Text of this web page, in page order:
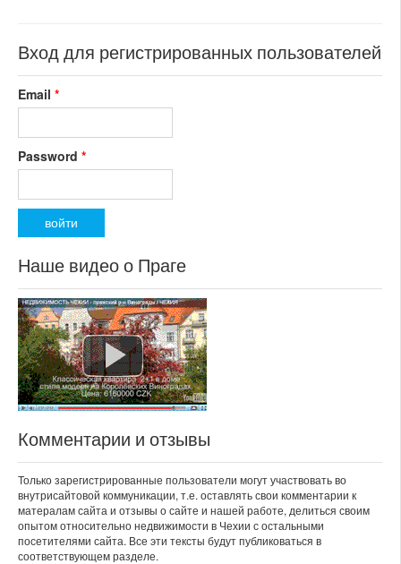
Вход для регистрированных пользователей
Email *
Password *
Наше видео о Праге
Комментарии и отзывы
Только зарегистрированные пользователи могут участвовать во
внутрисайтовой коммуникации, т.е. оставлять свои комментарии к
матералам сайта и отзывы о сайте и нашей работе, делиться своим
опытом относительно недвижимости в Чехии с остальными
посетителями сайта. Все эти тексты будут публиковаться в
соответствующем разделе.